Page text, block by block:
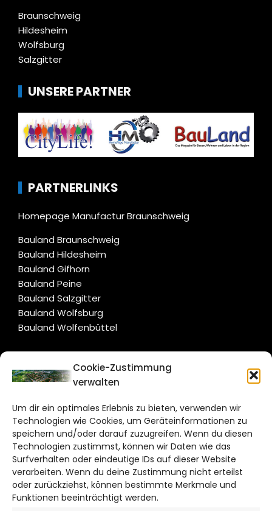
Cookie-Zustimmung
verwalten
Um dir ein optimales Erlebnis zu bieten, verwenden wir
Technologien wie Cookies, um Geräteinformationen zu
speichern und/oder darauf zuzugreifen. Wenn du diesen
Technologien zustimmst, können wir Daten wie das
Surfverhalten oder eindeutige IDs auf dieser Website
verarbeiten. Wenn du deine Zustimmung nicht erteilst
oder zurückziehst, können bestimmte Merkmale und
Funktionen beeinträchtigt werden.
Braunschweig
Hildesheim
Wolfsburg
Salzgitter
UNSERE PARTNER
PARTNERLINKS
Homepage Manufactur Braunschweig
Bauland Braunschweig
Bauland Hildesheim
Bauland Gifhorn
Bauland Peine
Bauland Salzgitter
Bauland Wolfsburg
Bauland Wolfenbüttel
CITYLIFE!
Bruchtorwall 12
38100 Braunschweig
Telefon: 0531 387220 – 65
DAS STADTMAGAZIN FÜR
SALZGITTER